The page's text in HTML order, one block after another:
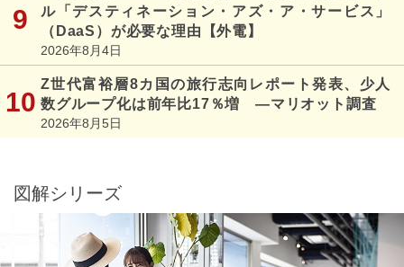
ル「デスティネーション・アズ・ア・サービス」
（DaaS）が必要な理由【外電】
2026年8月4日
Z世代富裕層8カ国の旅行志向レポート発表、少人
数グループ化は前年比17％増 ―マリオット調査
2026年8月5日
図解シリーズ